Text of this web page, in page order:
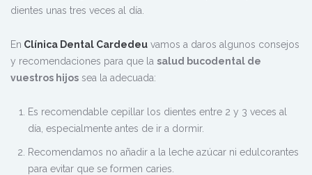
dientes unas tres veces al día.
En Clínica Dental Cardedeu vamos a daros algunos consejos
y recomendaciones para que la salud bucodental de
vuestros hijos sea la adecuada:
Es recomendable cepillar los dientes entre 2 y 3 veces al
día, especialmente antes de ir a dormir.
Recomendamos no añadir a la leche azúcar ni edulcorantes
para evitar que se formen caries.